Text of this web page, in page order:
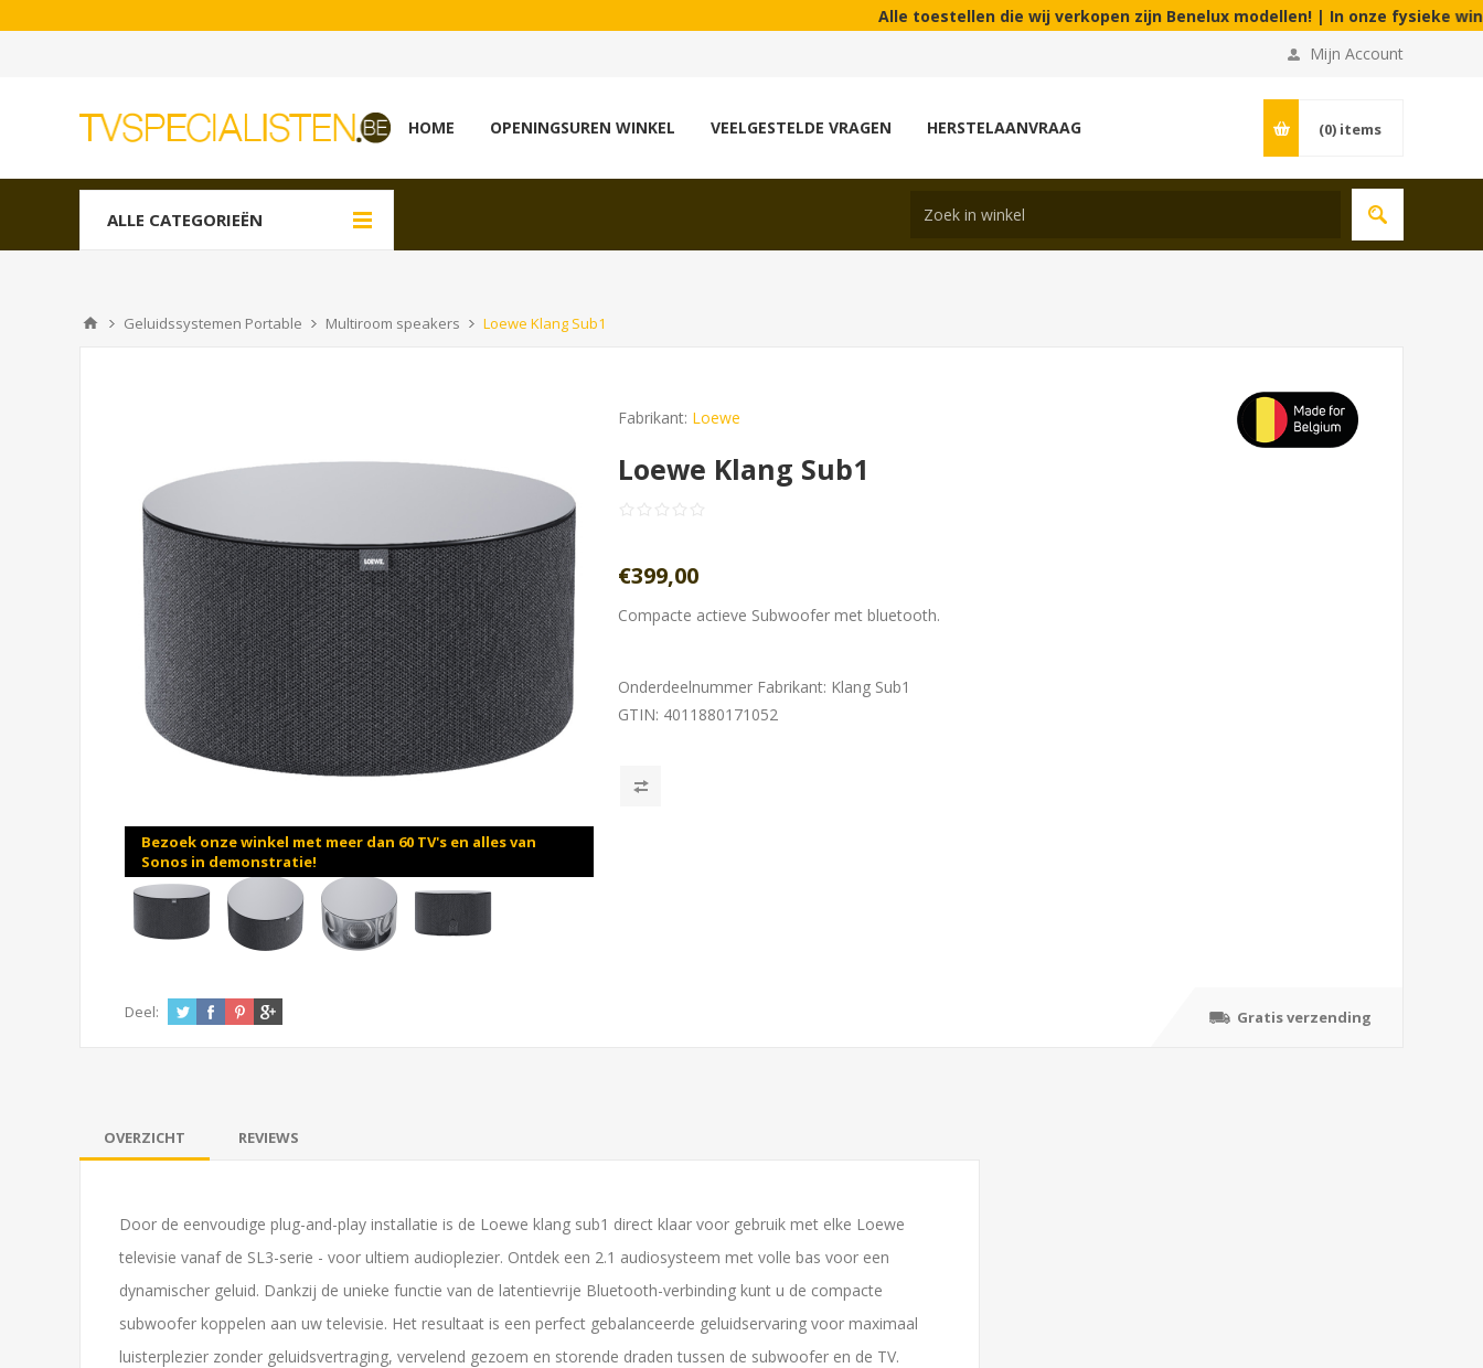
Alle toestellen die wij verkopen zijn Benelux modellen! | In onze fysieke winkel
Mijn Account
HOME OPENINGSUREN WINKEL VEELGESTELDE VRAGEN HERSTELAANVRAAG (0) items
ALLE CATEGORIEËN
Geluidssystemen Portable Multiroom speakers Loewe Klang Sub1
Bezoek onze winkel met meer dan 60 TV's en alles van
Sonos in demonstratie!
Fabrikant: Loewe
Loewe Klang Sub1
€399,00
Compacte actieve Subwoofer met bluetooth.
Onderdeelnummer Fabrikant: Klang Sub1
GTIN: 4011880171052
Deel: Gratis verzending
OVERZICHT REVIEWS
Door de eenvoudige plug-and-play installatie is de Loewe klang sub1 direct klaar voor gebruik met elke Loewe
televisie vanaf de SL3-serie - voor ultiem audioplezier. Ontdek een 2.1 audiosysteem met volle bas voor een
dynamischer geluid. Dankzij de unieke functie van de latentievrije Bluetooth-verbinding kunt u de compacte
subwoofer koppelen aan uw televisie. Het resultaat is een perfect gebalanceerde geluidservaring voor maximaal
luisterplezier zonder geluidsvertraging, vervelend gezoem en storende draden tussen de subwoofer en de TV.